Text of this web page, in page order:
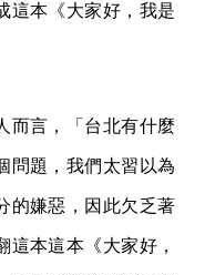
這本《大家好，我是
而言，「台北有什麼
問題，我們太習以為
的嫌惡，因此欠乏著
本這本《大家好，